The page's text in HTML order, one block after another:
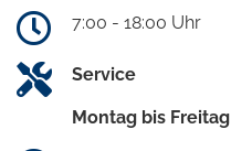
7:00 - 18:00 Uhr
Service
Montag bis Freitag